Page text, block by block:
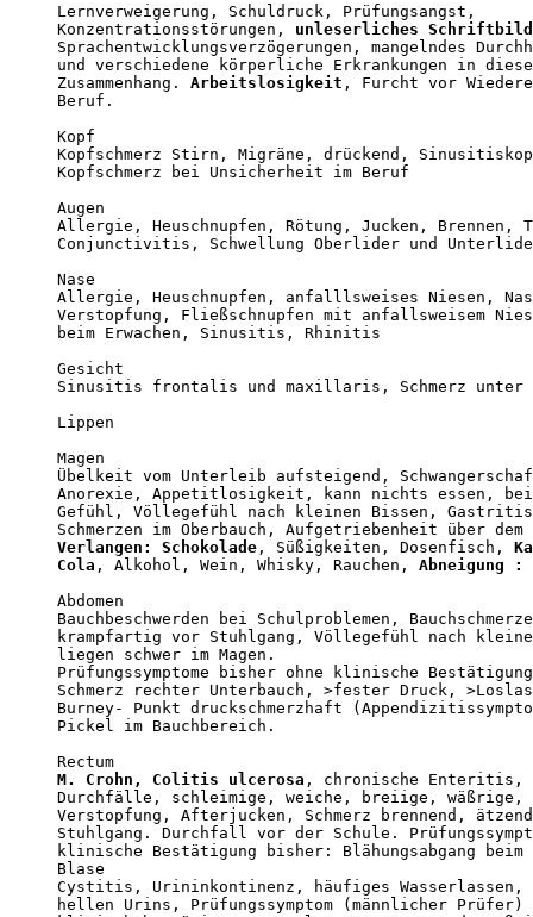
Lernverweigerung, Schuldruck, Prüfungsangst,
Konzentrationsstörungen, unleserliches Schriftbild
Sprachentwicklungsverzögerungen, mangelndes
und verschiedene körperliche Erkrankungen in
Zusammenhang. Arbeitslosigkeit , Furcht vor
Beruf.
Kopf
Kopfschmerz Stirn, Migräne, drückend,
Kopfschmerz bei Unsicherheit im Beruf
Augen
Allergie, Heuschnupfen, Rötung, Jucken, Brennen,
Conjunctivitis, Schwellung Oberlider und
Nase
Allergie, Heuschnupfen, anfalllsweises Niesen,
Verstopfung, Fließschnupfen mit anfallsweisem
beim Erwachen, Sinusitis, Rhinitis
Gesicht
Sinusitis frontalis und maxillaris, Schmerz unter
Lippen
Magen
Übelkeit vom Unterleib aufsteigend,
Anorexie, Appetitlosigkeit, kann nichts essen, bei
Gefühl, Völlegefühl nach kleinen Bissen, Gastritis,
Verlangen: Schokolade , Süßigkeiten, Dosenfisch,
Cola , Alkohol, Wein, Whisky, Rauchen, Abneigung
Abdomen
Bauchbeschwerden bei Schulproblemen,
krampfartig vor Stuhlgang, Völlegefühl nach
liegen schwer im Magen.
Prüfungssymptome bisher ohne klinische
Schmerz rechter Unterbauch, >fester Druck,
Burney- Punkt druckschmerzhaft
Pickel im Bauchbereich.
M. Crohn, Colitis ulcerosa , chronische Enteritis,
Durchfälle, schleimige, weiche, breiige,
Verstopfung, Afterjucken, Schmerz brennend,
Stuhlgang. Durchfall vor der Schule.
klinische Bestätigung bisher: Blähungsabgang beim
Blase
Cystitis, Urininkontinenz, häufiges Wasserlassen,
hellen Urins, Prüfungssymptom (männlicher